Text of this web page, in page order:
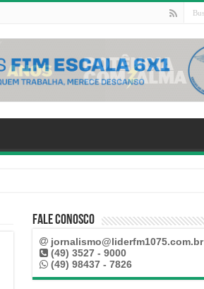
Fale Conosco
jornalismo@liderfm1075.com.br
(49) 3527 - 9000
(49) 98437 - 7826